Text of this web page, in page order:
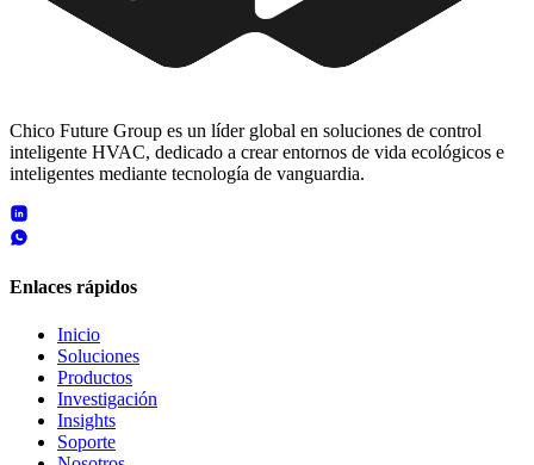
Chico Future Group es un líder global en soluciones de control
inteligente HVAC, dedicado a crear entornos de vida ecológicos e
inteligentes mediante tecnología de vanguardia.
Enlaces rápidos
Inicio
Soluciones
Productos
Investigación
Insights
Soporte